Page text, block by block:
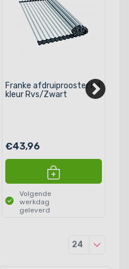
Franke afdruiprooster rol
kleur Rvs/Zwart
€43,96
Volgende
werkdag
geleverd
24